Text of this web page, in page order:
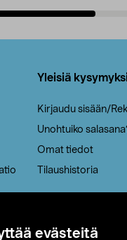
evästeitä
Yleisiä
Kirjaudu sisään/
Unohtuiko
Omat tiedot
Tilaushistoria